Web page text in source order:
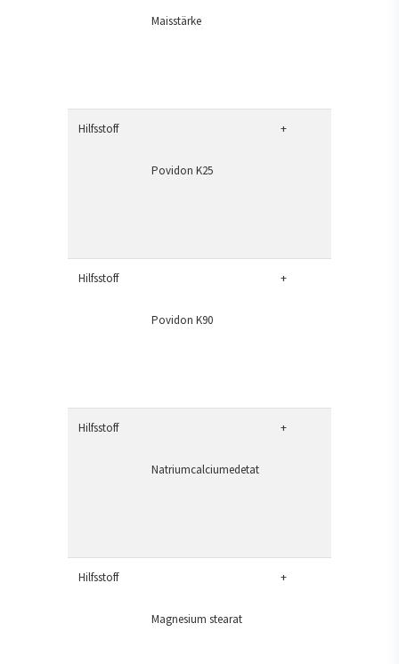
Maisstärke
Hilfsstoff
Povidon K25
+
Hilfsstoff
Povidon K90
+
Hilfsstoff
Natriumcalciumedetat
+
Hilfsstoff
Magnesium stearat
+